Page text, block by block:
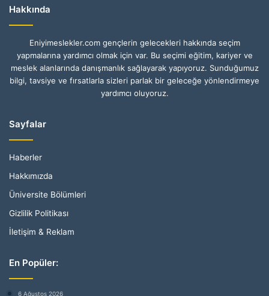
Hakkında
Eniyimeslekler.com gençlerin gelecekleri hakkında seçim
yapmalarına yardımcı olmak için var. Bu seçimi eğitim, kariyer ve
meslek alanlarında danışmanlık sağlayarak yapıyoruz. Sunduğumuz
bilgi, tavsiye ve fırsatlarla sizleri parlak bir geleceğe yönlendirmeye
yardımcı oluyoruz.
Sayfalar
Haberler
Hakkımızda
Üniversite Bölümleri
Gizlilik Politikası
İletişim & Reklam
En Popüler:
6 Ağustos 2026